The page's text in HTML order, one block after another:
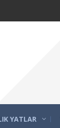
YATLAR